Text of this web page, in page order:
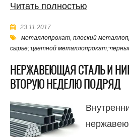
Читать полностью
23.11.2017
металлопрокат, плоский
сырье,цветной металлопрокат,
НЕРЖАВЕЮЩАЯ СТАЛЬ И
ВТОРУЮ НЕДЕЛЮ ПОДРЯД